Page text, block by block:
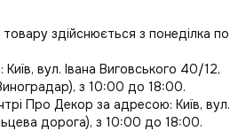
здійснюється з понеділка по
вул. Івана Виговського 40/12,
з 10:00 до 18:00.
Про Декор за адресою: Київ, вул.
дорога), з 10:00 до 18:00.